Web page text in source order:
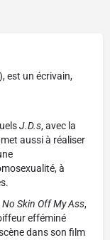
est un écrivain,
J.D.s, avec la
aussi à réaliser
à
No Skin Off My Ass,
efféminé
dans son film